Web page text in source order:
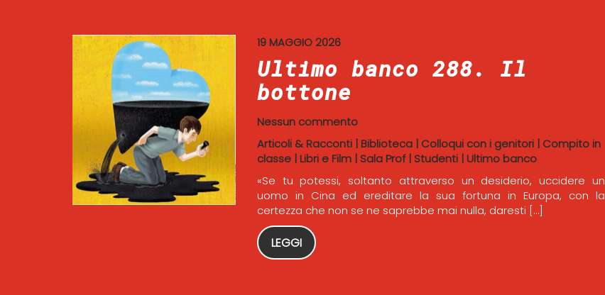
19 MAGGIO 2026
Ultimo banco 288. Il
bottone
Nessun commento
Articoli & Racconti| Biblioteca| Colloqui con i genitori| Compito in
classe| Libri e Film| Sala Prof| Studenti| Ultimo banco
«Se tu potessi, soltanto attraverso un desiderio, uccidere un
uomo in Cina ed ereditare la sua fortuna in Europa, con la
certezza che non se ne saprebbe mai nulla, daresti […]
LEGGI